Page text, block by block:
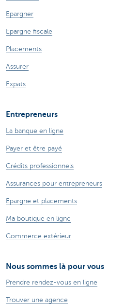
Epargner
Epargne fiscale
Placements
Assurer
Expats
Entrepreneurs
La banque en ligne
Payer et être payé
Crédits professionnels
Assurances pour entrepreneurs
Epargne et placements
Ma boutique en ligne
Commerce extérieur
Nous sommes là pour vous
Prendre rendez-vous en ligne
Trouver une agence